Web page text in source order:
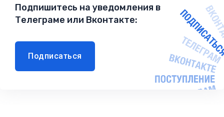
Подпишитесь на уведомления в
Телеграме или Вконтакте:
Подписаться